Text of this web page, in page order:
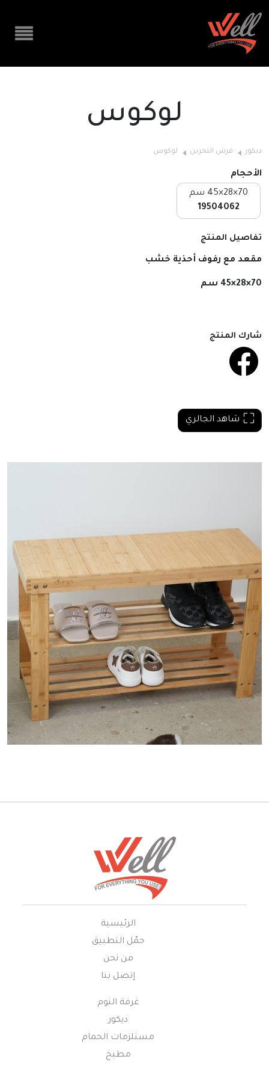
لوكوس
ديكور فرش التخزين لوكوس
الأحجام
70×28×45 سم
19504062
تفاصيل المنتج
مقعد مع رفوف أحذية خشب
70×28×45 سم
شارك المنتج
شاهد الجالري
الرئيسية
حمّل التطبيق
من نحن
إتصل بنا
غرفة النوم
ديكور
مستلزمات الحمام
مطبخ